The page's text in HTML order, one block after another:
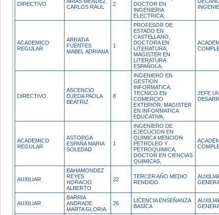
DIRECTIVO
CARLOS RAUL
2
DOCTOR EN
INGENIERIA
ELECTRICA,
ACADEMICO
REGULAR
ARRATIA
FUENTES
MABEL ADRIANA
1
PROFESOR DE
ESTADO EN
CASTELLANO,
DOCTORA EN
LITERATURA,
MAGISTER EN
LITERATURA
ESPAÑOLA,
DIRECTIVO
ASCENCIO
OJEDA PAOLA
BEATRIZ
8
INGENIERO EN
GESTION
INFORMATICA,
TECNICO EN
COMERCIO
EXTERIOR, MAGISTER
EN INFORMATICA
EDUCATIVA,
JEFE
ACADEMICO
REGULAR
ASTORGA
ESPAÑA MARIA
SOLEDAD
1
INGENIERO DE
EJECUCION EN
QUIMICA MENCION
PETROLEO Y
PETROQUIMICA,
DOCTOR EN CIENCIAS
QUIMICAS,
AUXILIAR
BAHAMONDEZ
REYES
HORACIO
ALBERTO
22
TERCER AÑO MEDIO
RENDIDO
AUXILIAR
BARRIA
ANDRADE
MARTA GLORIA
26
LICENCIA ENSEÑANZA
BASICA